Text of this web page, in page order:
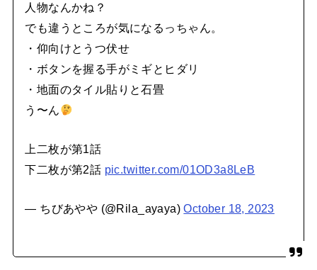
人物なんかね？
でも違うところが気になるっちゃん。
・仰向けとうつ伏せ
・ボタンを握る手がミギとヒダリ
・地面のタイル貼りと石畳
う〜ん
上二枚が第1話
下二枚が第2話 pic.twitter.com/01OD3a8LeB
— ちびあやや (@Rila_ayaya)October 18, 2023